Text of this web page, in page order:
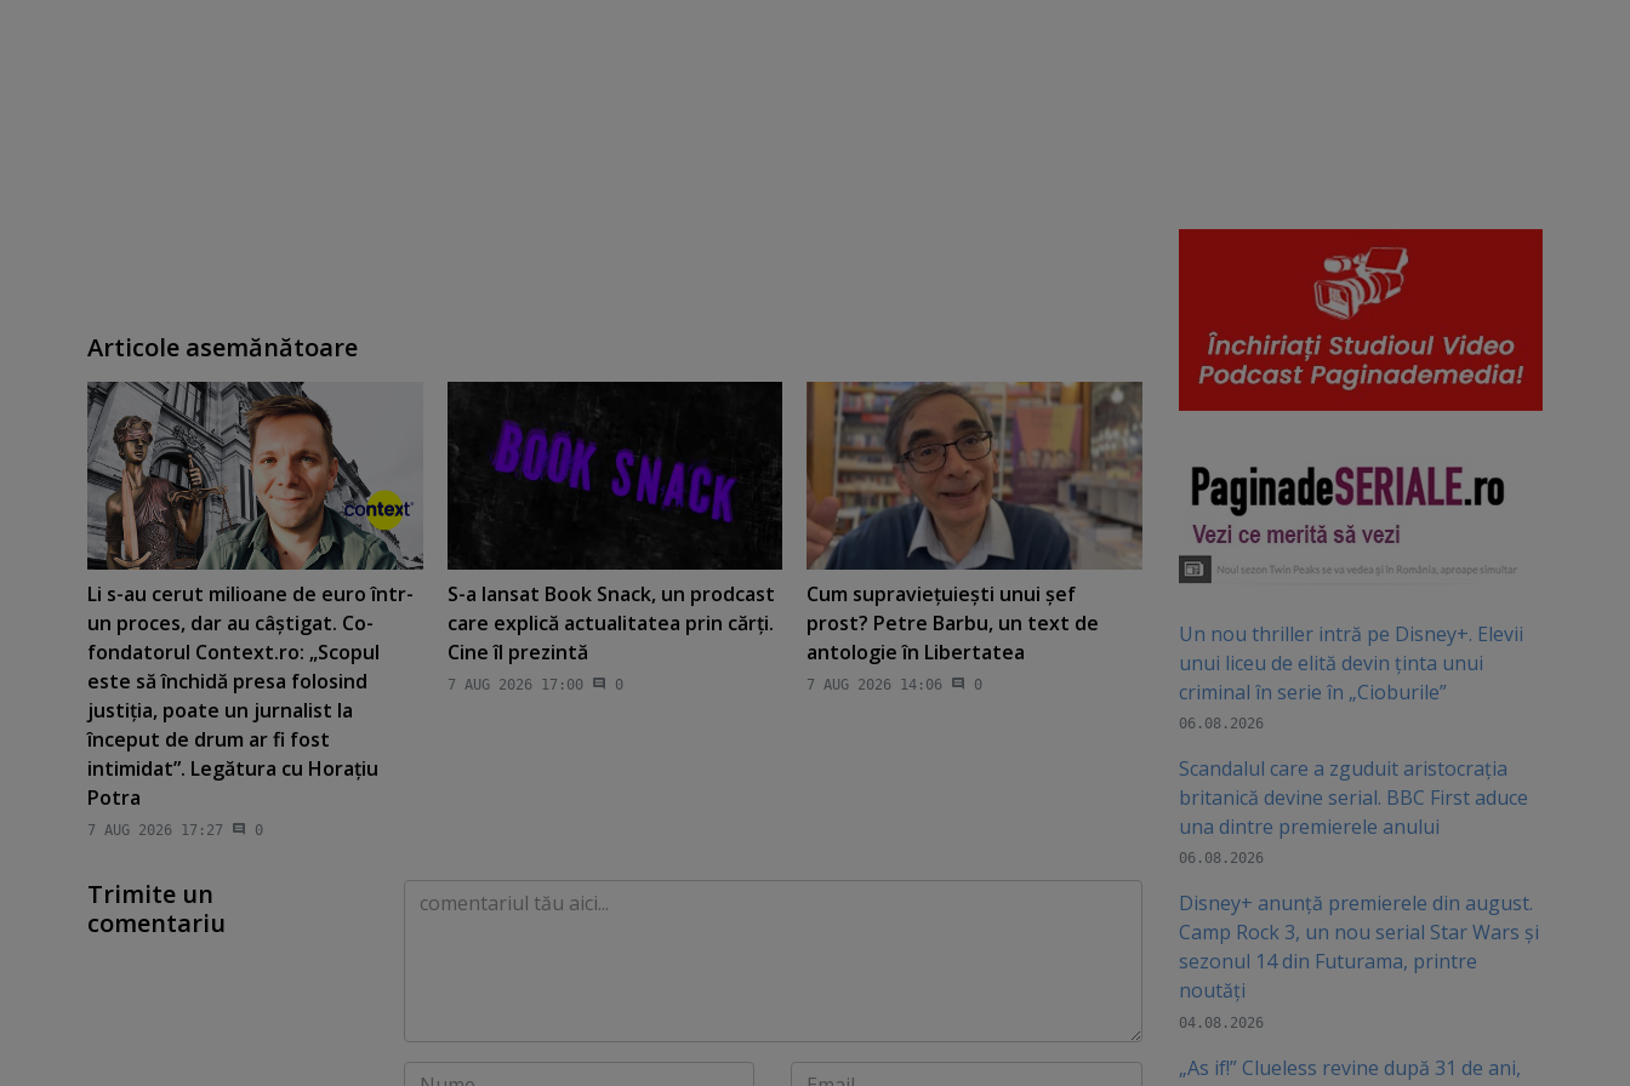
Articole asemănătoare
Li s-au cerut milioane de euro într-
un proces, dar au câştigat. Co-
fondatorul Context.ro: „Scopul
este să închidă presa folosind
justiţia, poate un jurnalist la
început de drum ar fi fost
intimidat”. Legătura cu Horaţiu
Potra
7 AUG 2026 17:27 0
S-a lansat Book Snack, un prodcast
care explică actualitatea prin cărţi.
Cine îl prezintă
7 AUG 2026 17:00 0
Cum supravieţuieşti unui şef
prost? Petre Barbu, un text de
antologie în Libertatea
7 AUG 2026 14:06 0
Trimite un
comentariu
Comentariu
Nume Email
Un nou thriller intră pe Disney+. Elevii
unui liceu de elită devin ținta unui
criminal în serie în „Cioburile”
06.08.2026
Scandalul care a zguduit aristocrația
britanică devine serial. BBC First aduce
una dintre premierele anului
06.08.2026
Disney+ anunță premierele din august.
Camp Rock 3, un nou serial Star Wars și
sezonul 14 din Futurama, printre
noutăți
04.08.2026
„As if!” Clueless revine după 31 de ani,